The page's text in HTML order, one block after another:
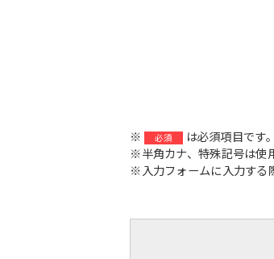
※ 必須
は必須項目です。
※半角カナ、特殊記号は使
※入力フォームに入力する